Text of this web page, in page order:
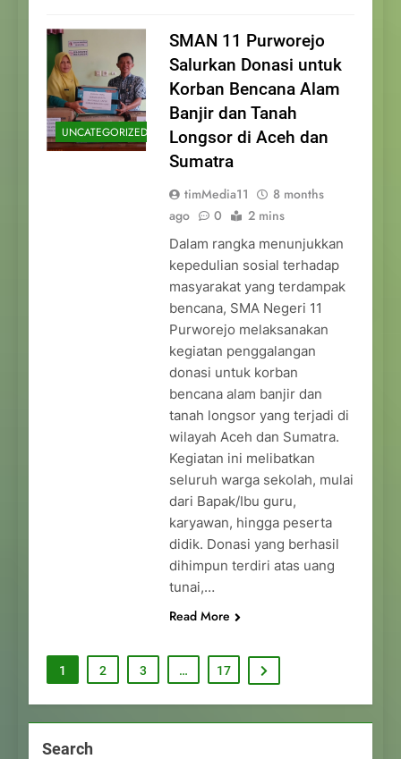
UNCATEGORIZED
SMAN 11 Purworejo
Salurkan Donasi untuk
Korban Bencana Alam
Banjir dan Tanah
Longsor di Aceh dan
Sumatra
timMedia11
8 months
ago
0 2 mins
Dalam rangka menunjukkan
kepedulian sosial terhadap
masyarakat yang terdampak
bencana, SMA Negeri 11
Purworejo melaksanakan
kegiatan penggalangan
donasi untuk korban
bencana alam banjir dan
tanah longsor yang terjadi di
wilayah Aceh dan Sumatra.
Kegiatan ini melibatkan
seluruh warga sekolah, mulai
dari Bapak/Ibu guru,
karyawan, hingga peserta
didik. Donasi yang berhasil
dihimpun terdiri atas uang
tunai,…
Read More
1 2 3 … 17
Search